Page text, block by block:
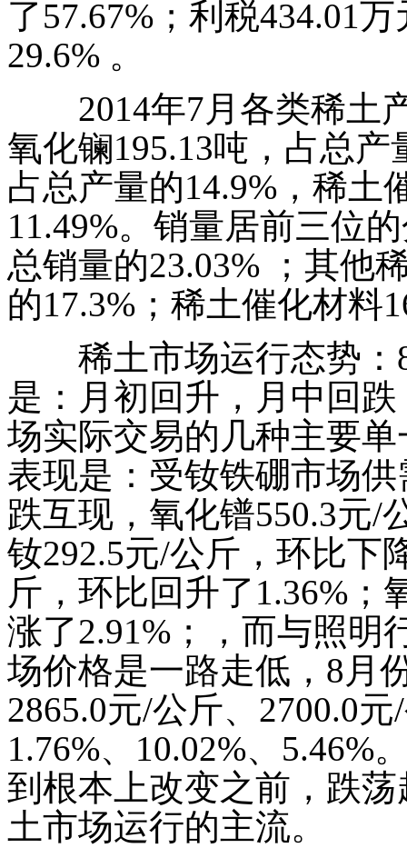
了57.67% ；利税434.01万
29.6% 。
2014年7月各类稀土
氧化镧195.13吨，占总产
占总产量的14.9% ，稀土
11.49%。销量居前三位
总销量的23.03%
；其他
的17.3% ；稀土催化材料
稀土市场运行态势：
是：月初回升，月中回
场实际交易的几种主要
表现是：受钕铁硼市场
跌互现，氧化镨550.3元/
钕292.5元/公斤，环比下
斤，环比回升了 1.36% ；
涨了2.91% ；，而与照明
场价格是一路走低， 8 月
2865.0元/公斤、 2700.0元/
1.76%、 10.02%、 5.46%
到根本上改变之前，跌
土市场运行的主流。